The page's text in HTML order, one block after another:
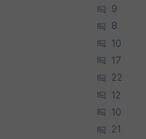
9
8
10
17
22
12
10
21